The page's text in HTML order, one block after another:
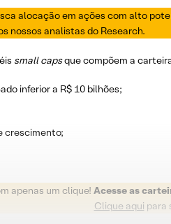
alocação em ações com alto
nossos analistas do Research.
small capsque compõem a
inferior a R$ 10 bilhões;
crescimento;
apenas um clique! Acesse as
Clique aqui para